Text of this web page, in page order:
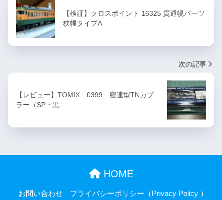
【検証】クロスポイント 16325 貫通幌パーツ
狭幅タイプA
次の記事
【レビュー】TOMIX 0399 密連型TNカプ
ラー（SP・黒…
HOME
お問い合わせ プライバシーポリシー（Privacy Policy ）